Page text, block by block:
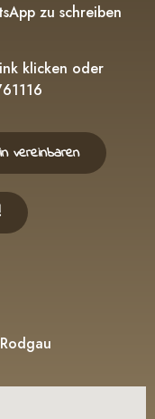
zu schreiben
klicken oder
vereinbaren